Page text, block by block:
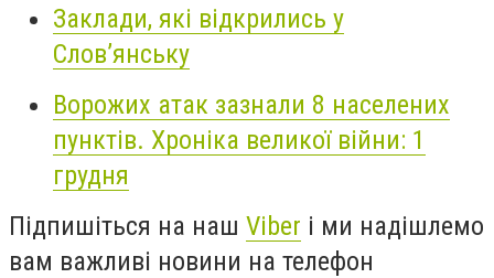
Заклади, які відкрились у
Слов’янську
Ворожих атак зазнали 8 населених
пунктів. Хроніка великої війни: 1
грудня
Підпишіться на наш Viber і ми надішлемо
вам важливі новини на телефон